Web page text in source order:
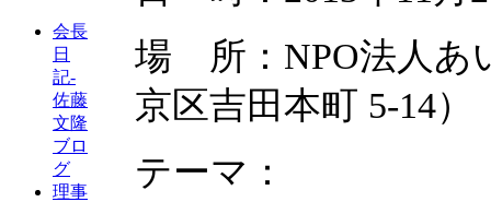
会長
日
記-
佐藤
文隆
ブロ
グ
理事
場 所：NPO法人あ
京区吉田本町 5-14）
テーマ：